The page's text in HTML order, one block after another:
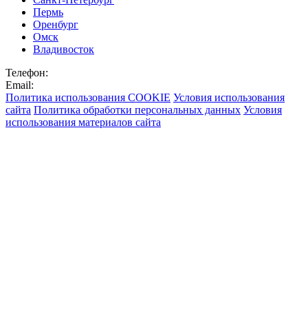
Пермь
Оренбург
Омск
Владивосток
Телефон:
Email:
Политика использования COOKIE Условия использования
сайта Политика обработки персональных данных Условия
использования материалов сайта